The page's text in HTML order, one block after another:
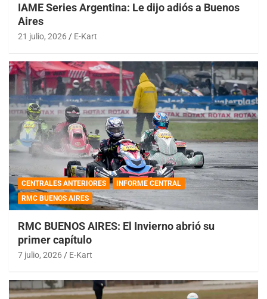
IAME Series Argentina: Le dijo adiós a Buenos
Aires
21 julio, 2026 E-Kart
CENTRALES ANTERIORES
INFORME CENTRAL
RMC BUENOS AIRES
RMC BUENOS AIRES: El Invierno abrió su
primer capítulo
7 julio, 2026 E-Kart